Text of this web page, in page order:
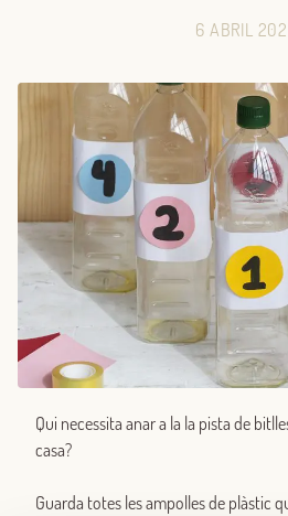
6 ABRIL
Qui necessita anar a la la pista de
casa?
Guarda totes les ampolles de plàstic